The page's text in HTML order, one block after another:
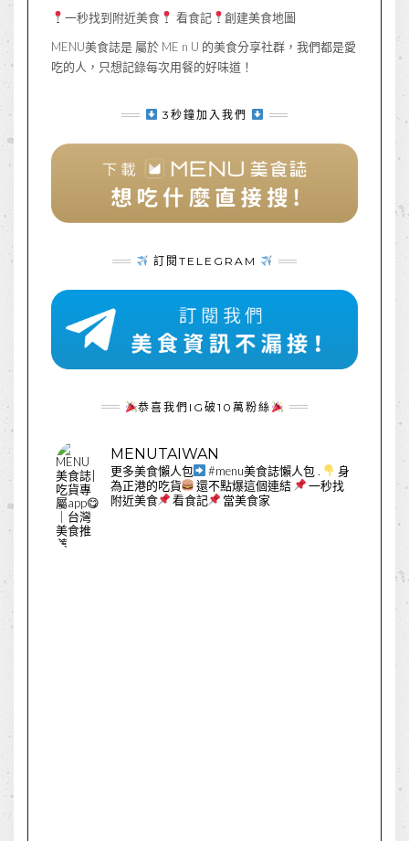
一秒找到附近美食 看食記
創建美食地圖
MENU美食誌是 屬於 ME n U 的美食分享社群，我們都是愛
吃的人，只想記錄每次用餐的好味道！
3秒鐘加入我們
訂閱TELEGRAM
恭喜我們IG破10萬粉絲
MENUTAIWAN
更多美食懶人包 #menu美食誌懶人包 .
身
為正港的吃貨
還不點爆這個連結
一秒找
附近美食
看食記 當美食家